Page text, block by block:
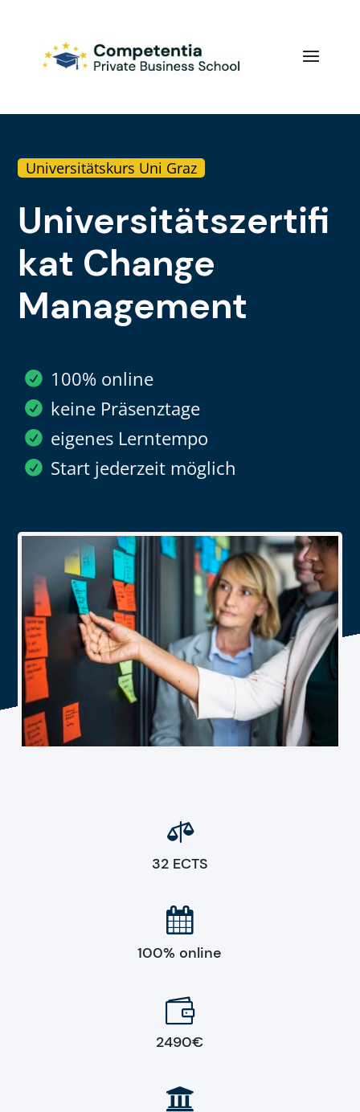
Universitätskurs Uni Graz
Universitätszertifi
kat Change
Management
100% online
keine Präsenztage
eigenes Lerntempo
Start jederzeit möglich

32 ECTS

100% online

2490€
